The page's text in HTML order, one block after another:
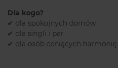
Dla kogo?
✔ dla spokojnych domów
✔ dla singli i par
✔ dla osób ceniących harmonię